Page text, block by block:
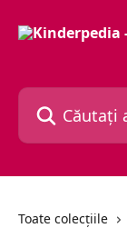
Căutați articole...
Toate colecțiile